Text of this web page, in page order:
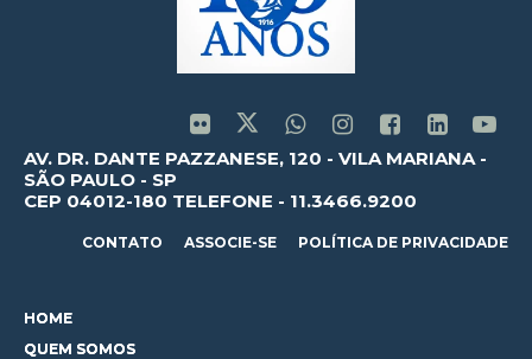
AV. DR. DANTE PAZZANESE, 120 - VILA MARIANA -
SÃO PAULO - SP
CEP 04012-180 TELEFONE - 11.3466.9200
CONTATO ASSOCIE-SE POLÍTICA DE PRIVACIDADE
HOME
QUEM SOMOS